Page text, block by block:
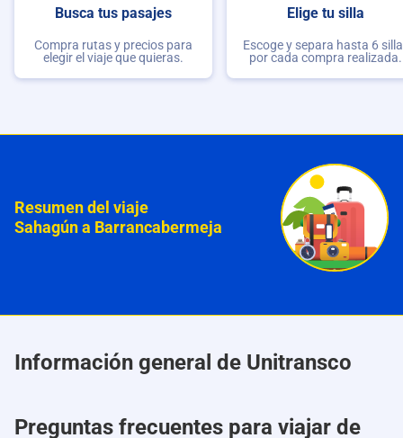
Busca tus pasajes
Compra rutas y precios para
elegir el viaje que quieras.
Elige tu silla
Escoge y separa hasta 6
por cada compra realizada.
Resumen del viaje
Sahagún a Barrancabermeja
Información general de Unitransco
Preguntas frecuentes para viajar de